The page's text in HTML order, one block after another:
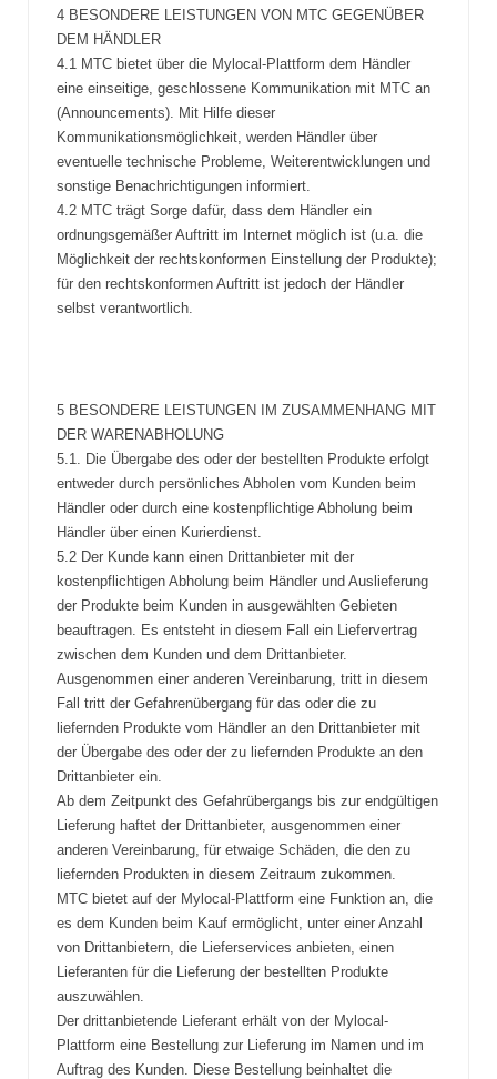
4 BESONDERE LEISTUNGEN VON MTC GEGENÜBER
DEM HÄNDLER
4.1 MTC bietet über die Mylocal-Plattform dem Händler
eine einseitige, geschlossene Kommunikation mit MTC an
(Announcements). Mit Hilfe dieser
Kommunikationsmöglichkeit, werden Händler über
eventuelle technische Probleme, Weiterentwicklungen und
sonstige Benachrichtigungen informiert.
4.2 MTC trägt Sorge dafür, dass dem Händler ein
ordnungsgemäßer Auftritt im Internet möglich ist (u.a. die
Möglichkeit der rechtskonformen Einstellung der Produkte);
für den rechtskonformen Auftritt ist jedoch der Händler
selbst verantwortlich.
5 BESONDERE LEISTUNGEN IM ZUSAMMENHANG MIT
DER WARENABHOLUNG
5.1. Die Übergabe des oder der bestellten Produkte erfolgt
entweder durch persönliches Abholen vom Kunden beim
Händler oder durch eine kostenpflichtige Abholung beim
Händler über einen Kurierdienst.
5.2 Der Kunde kann einen Drittanbieter mit der
kostenpflichtigen Abholung beim Händler und Auslieferung
der Produkte beim Kunden in ausgewählten Gebieten
beauftragen. Es entsteht in diesem Fall ein Liefervertrag
zwischen dem Kunden und dem Drittanbieter.
Ausgenommen einer anderen Vereinbarung, tritt in diesem
Fall tritt der Gefahrenübergang für das oder die zu
liefernden Produkte vom Händler an den Drittanbieter mit
der Übergabe des oder der zu liefernden Produkte an den
Drittanbieter ein.
Ab dem Zeitpunkt des Gefahrübergangs bis zur endgültigen
Lieferung haftet der Drittanbieter, ausgenommen einer
anderen Vereinbarung, für etwaige Schäden, die den zu
liefernden Produkten in diesem Zeitraum zukommen.
MTC bietet auf der Mylocal-Plattform eine Funktion an, die
es dem Kunden beim Kauf ermöglicht, unter einer Anzahl
von Drittanbietern, die Lieferservices anbieten, einen
Lieferanten für die Lieferung der bestellten Produkte
auszuwählen.
Der drittanbietende Lieferant erhält von der Mylocal-
Plattform eine Bestellung zur Lieferung im Namen und im
Auftrag des Kunden. Diese Bestellung beinhaltet die